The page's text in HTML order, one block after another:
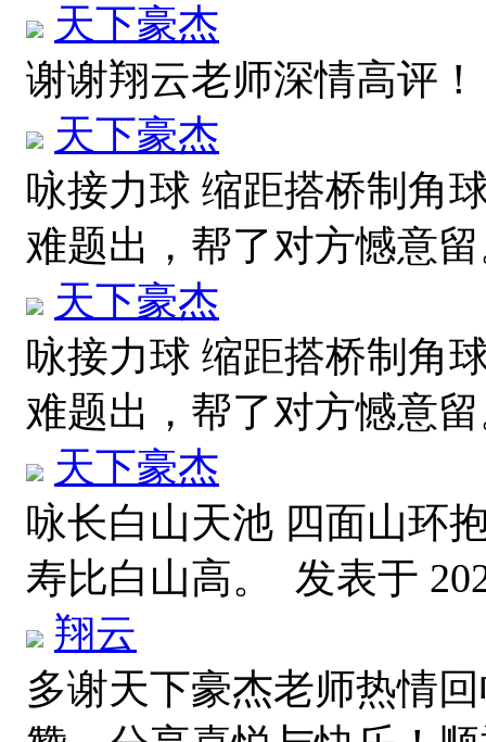
天下豪杰
谢谢翔云老师深情高评
天下豪杰
咏接力球 缩距搭桥制角
难题出，帮了对方憾意
天下豪杰
咏接力球 缩距搭桥制角
难题出，帮了对方憾意
天下豪杰
咏长白山天池 四面山环
寿比白山高。 发表于
翔云
多谢天下豪杰老师热情